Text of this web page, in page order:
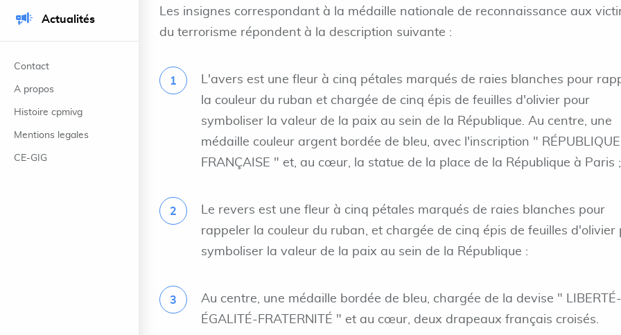
Actualités
Contact
A propos
Histoire cpmivg
Mentions legales
CE-GIG
Les insignes correspondant à la médaille nationale de reconnaissance aux
du terrorisme répondent à la description suivante :
L'avers est une fleur à cinq pétales marqués de raies blanches pour
la couleur du ruban et chargée de cinq épis de feuilles d'olivier pour
symboliser la valeur de la paix au sein de la République. Au centre, une
médaille couleur argent bordée de bleu, avec l'inscription " RÉPUBLIQUE
FRANÇAISE " et, au cœur, la statue de la place de la République à Paris ;
Le revers est une fleur à cinq pétales marqués de raies blanches pour
rappeler la couleur du ruban, et chargée de cinq épis de feuilles d'olivier
symboliser la valeur de la paix au sein de la République :
Au centre, une médaille bordée de bleu, chargée de la devise " LIBERTÉ-
ÉGALITÉ-FRATERNITÉ " et au cœur, deux drapeaux français croisés.